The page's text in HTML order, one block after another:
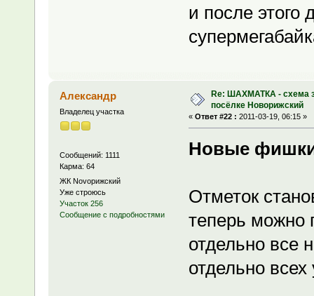
и после этого
Александр
Владелец участка
Сообщений: 1111
Карма: 64
ЖК Novoрижский
Уже строюсь
Участок 256
Сообщение с подробностями
Re: ШАХМАТКА - схема
посёлке Новорижский
« Ответ #22 : 2011-03-19, 06:15 »
Новые фишки
Отметок
теперь можно
отдельно все
отдельно